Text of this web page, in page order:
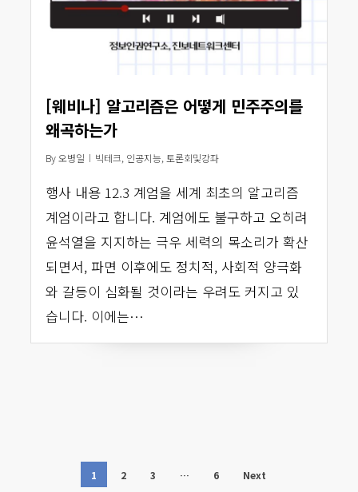
[웨비나] 알고리즘은 어떻게 민주주의를
왜곡하는가
By 오병일 빅테크, 인공지능, 토론회및강좌
행사 내용 12.3 계엄을 세계 최초의 알고리즘
계엄이라고 합니다. 계엄에도 불구하고 오히려
윤석열을 지지하는 극우 세력의 목소리가 확산
되면서, 파면 이후에도 정치적, 사회적 양극화
와 갈등이 심화될 것이라는 우려도 커지고 있
습니다. 이에는…
1 2 3 … 6 Next